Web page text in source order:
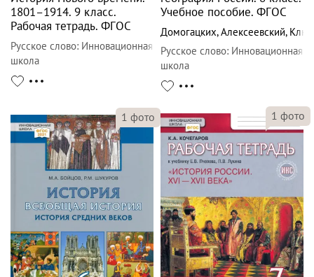
1801–1914. 9 класс.
Рабочая тетрадь. ФГОС
Русское слово: Инновационная
школа
Учебное пособие. ФГОС
Домогацких,Алексеевский,
Русское слово: Инновационная
школа
1 фото 1 фото